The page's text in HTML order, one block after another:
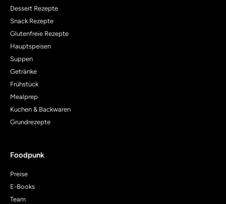
Dessert Rezepte
Snack Rezepte
Glutenfreie Rezepte
Hauptspeisen
Suppen
Getränke
Frühstück
Mealprep
Kuchen & Backwaren
Grundrezepte
Foodpunk
Preise
E-Books
Team